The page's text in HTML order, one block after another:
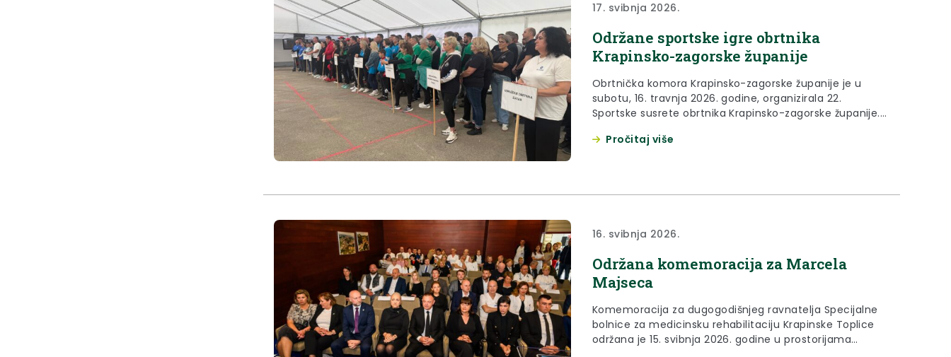
17. svibnja 2026.
Održane sportske igre obrtnika
Krapinsko-zagorske županije
Obrtnička komora Krapinsko-zagorske županije je u
subotu, 16. travnja 2026. godine, organizirala 22.
Sportske susrete obrtnika Krapinsko-zagorske županije.
Udruženje obrtnika Krapinske Toplice te je smotra svih
Pročitaj više
16. svibnja 2026.
Održana komemoracija za Marcela
Majseca
Komemoracija za dugogodišnjeg ravnatelja Specijalne
bolnice za medicinsku rehabilitaciju Krapinske Toplice
održana je 15. svibnja 2026. godine u prostorijama